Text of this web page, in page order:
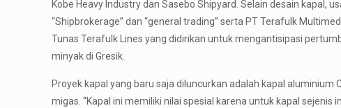
Kobe Heavy Industry dan Sasebo Shipyard. Selain desain kapal,
“Shipbrokerage” dan “general trading” serta PT Terafulk
Tunas Terafulk Lines yang didirikan untuk mengantisipasi
minyak di Gresik.
Proyek kapal yang baru saja diluncurkan adalah kapal
migas. “Kapal ini memiliki nilai spesial karena untuk kapal